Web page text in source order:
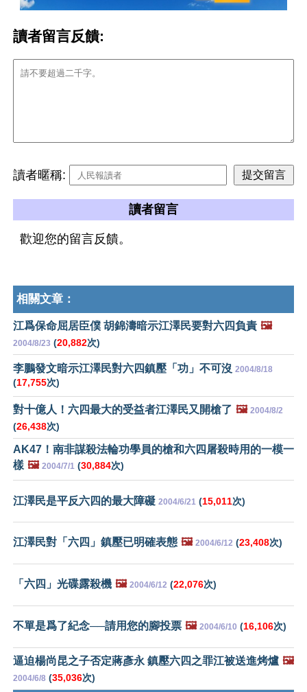
讀者留言反饋:
讀者暱稱:
讀者留言
歡迎您的留言反饋。
相關文章：
江爲保命屈居臣僕 胡錦濤暗示江澤民要對六四負責 🖼️
2004/8/23 (20,882次)
李鵬發文暗示江澤民對六四鎮壓「功」不可沒 2004/8/18
(17,755次)
對十億人！六四最大的受益者江澤民又開槍了 🖼️ 2004/8/2
(26,438次)
AK47！南非謀殺法輪功學員的槍和六四屠殺時用的一模一
樣 🖼️ 2004/7/1 (30,884次)
江澤民是平反六四的最大障礙 2004/6/21 (15,011次)
江澤民對「六四」鎮壓已明確表態 🖼️ 2004/6/12 (23,408次)
「六四」光碟露殺機 🖼️ 2004/6/12 (22,076次)
不單是爲了紀念──請用您的腳投票 🖼️ 2004/6/10 (16,106次)
逼迫楊尚昆之子否定蔣彥永 鎮壓六四之罪江被送進烤爐 🖼️
2004/6/8 (35,036次)